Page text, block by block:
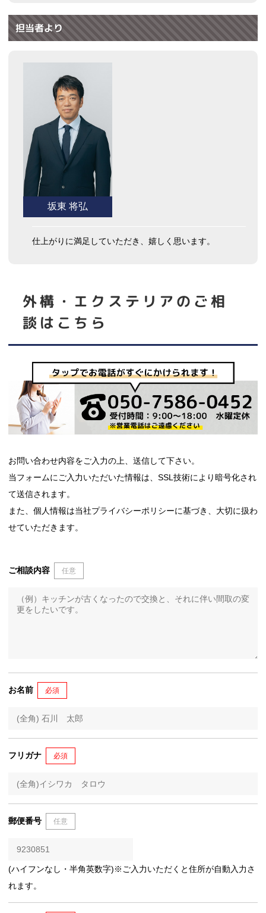
担当者より
坂東 将弘
仕上がりに満足していただき、嬉しく思います。
外構・エクステリア のご相
談はこちら
お問い合わせ内容をご入力の上、送信して下さい。
当フォームにご入力いただいた情報は、SSL技術により暗号化され
て送信されます。
また、個人情報は当社プライバシーポリシーに基づき、大切に扱わ
せていただきます。
ご相談内容 任意
お名前 必須
フリガナ 必須
郵便番号 任意
(ハイフンなし・半角英数字)※ご入力いただくと住所が自動入力さ
れます。